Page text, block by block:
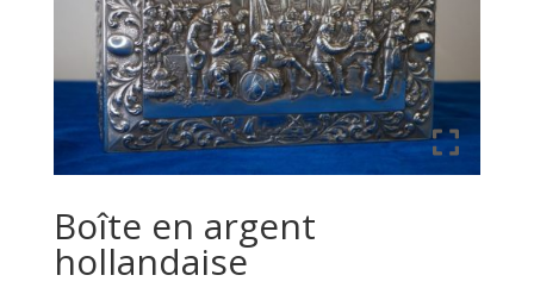
Boîte en argent
hollandaise